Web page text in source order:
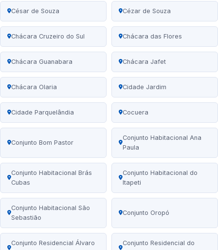
César de Souza Cézar de Souza
Chácara Cruzeiro do Sul Chácara das Flores
Chácara Guanabara Chácara Jafet
Chácara Olaria Cidade Jardim
Cidade Parquelândia Cocuera
Conjunto Bom Pastor
Conjunto Habitacional Ana
Paula
Conjunto Habitacional Brás
Cubas
Conjunto Habitacional do
Itapeti
Conjunto Habitacional São
Sebastião
Conjunto Oropó
Conjunto Residencial Álvaro
Conjunto Residencial do